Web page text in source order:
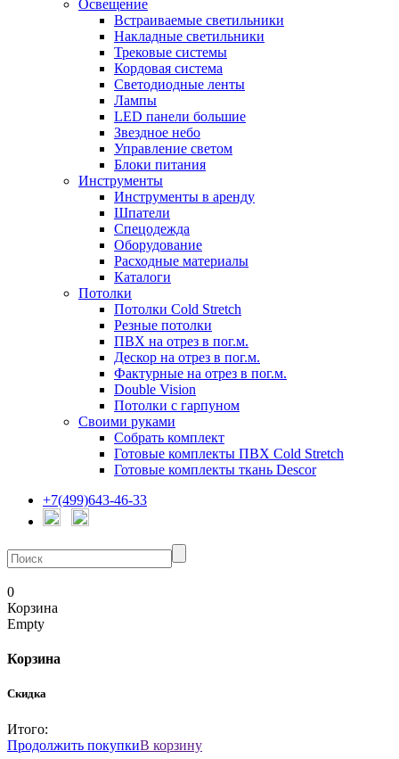
Освещение
Встраиваемые светильники
Накладные светильники
Трековые системы
Кордовая система
Светодиодные ленты
Лампы
LED панели большие
Звездное небо
Управление светом
Блоки питания
Инструменты
Инструменты в аренду
Шпатели
Спецодежда
Оборудование
Расходные материалы
Каталоги
Потолки
Потолки Cold Stretch
Резные потолки
ПВХ на отрез в пог.м.
Дескор на отрез в пог.м.
Фактурные на отрез в пог.м.
Double Vision
Потолки с гарпуном
Своими руками
Собрать комплект
Готовые комплекты ПВХ Cold Stretch
Готовые комплекты ткань Descor
+7(499)643-46-33
0
Корзина
Empty
Корзина
Скидка
Итого:
Продолжить покупкиВ корзину